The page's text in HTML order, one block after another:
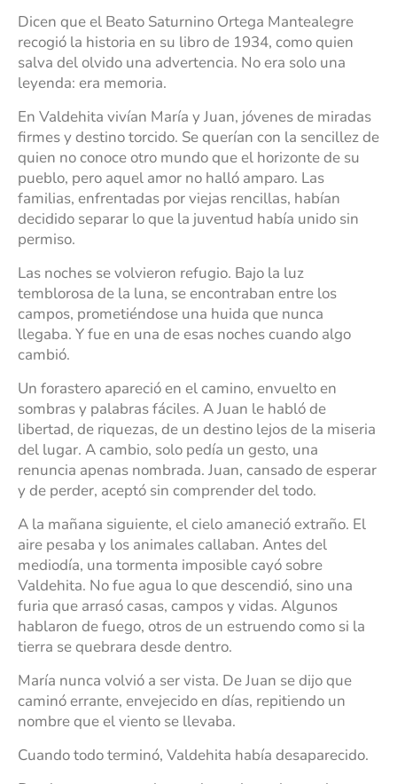
Dicen que el Beato Saturnino Ortega Mantealegre
recogió la historia en su libro de 1934, como quien
salva del olvido una advertencia. No era solo una
leyenda: era memoria.
En Valdehita vivían María y Juan, jóvenes de miradas
firmes y destino torcido. Se querían con la sencillez de
quien no conoce otro mundo que el horizonte de su
pueblo, pero aquel amor no halló amparo. Las
familias, enfrentadas por viejas rencillas, habían
decidido separar lo que la juventud había unido sin
permiso.
Las noches se volvieron refugio. Bajo la luz
temblorosa de la luna, se encontraban entre los
campos, prometiéndose una huida que nunca
llegaba. Y fue en una de esas noches cuando algo
cambió.
Un forastero apareció en el camino, envuelto en
sombras y palabras fáciles. A Juan le habló de
libertad, de riquezas, de un destino lejos de la miseria
del lugar. A cambio, solo pedía un gesto, una
renuncia apenas nombrada. Juan, cansado de esperar
y de perder, aceptó sin comprender del todo.
A la mañana siguiente, el cielo amaneció extraño. El
aire pesaba y los animales callaban. Antes del
mediodía, una tormenta imposible cayó sobre
Valdehita. No fue agua lo que descendió, sino una
furia que arrasó casas, campos y vidas. Algunos
hablaron de fuego, otros de un estruendo como si la
tierra se quebrara desde dentro.
María nunca volvió a ser vista. De Juan se dijo que
caminó errante, envejecido en días, repitiendo un
nombre que el viento se llevaba.
Cuando todo terminó, Valdehita había desaparecido.